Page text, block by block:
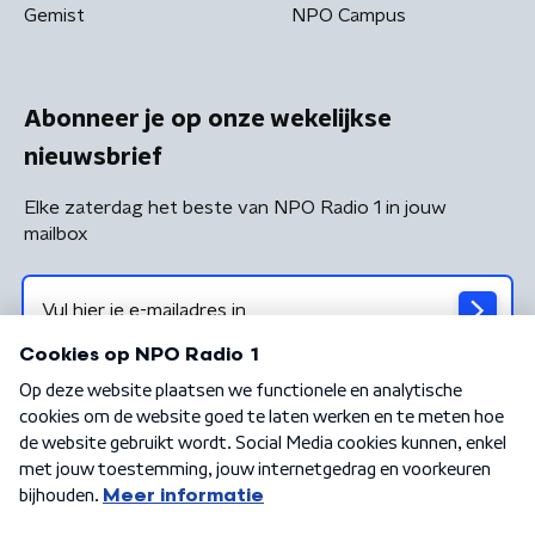
Gemist NPO Campus
Abonneer je op onze wekelijkse
nieuwsbrief
Elke zaterdag het beste van NPO Radio 1 in jouw
mailbox
Algemene voorwaarden